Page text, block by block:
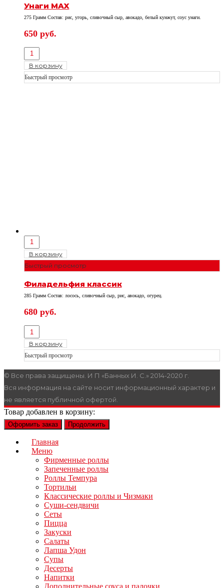
Унаги МAX
275 Грамм Состав: рис, угорь, сливочный сыр, авокадо, белый кунжут, соус унаги.
650 руб.
В корзину
Быстрый просмотр
В корзину
Быстрый просмотр
Филадельфия классик
285 Грамм Состав: лосось, сливочный сыр, рис, авокадо, огурец.
680 руб.
В корзину
Быстрый просмотр
© Все права защищены. И П «Банных И. С.» 2014-2020 г.
Вся информация на сайте носит информационный характер и
не является публичной офертой.
Товар добавлен в корзину:
Оформить заказ Продолжить
Главная
Меню
Фирменные роллы
Запеченные роллы
Роллы Темпура
Тортильи
Классические роллы и Чизмаки
Суши-сендвичи
Сеты
Пицца
Закуски
Салаты
Лапша Удон
Супы
Десерты
Напитки